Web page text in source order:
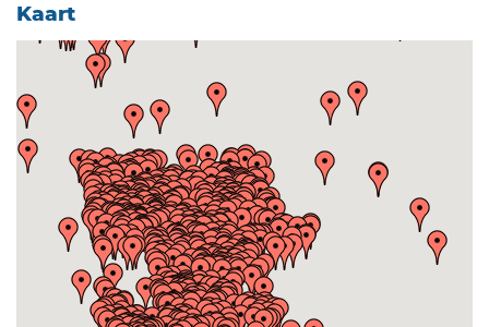
Kaart